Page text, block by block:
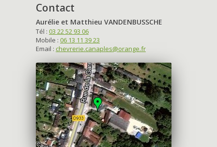
Contact
Aurélie et Matthieu VANDENBUSSCHE
Tél : 03 22 52 93 06
Mobile : 06 13 11 39 23
Email : chevrerie.canaples@orange.fr